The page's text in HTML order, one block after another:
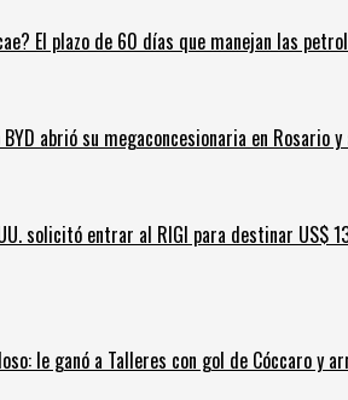
El plazo de 60 días que manejan las
abrió su megaconcesionaria en Rosario
solicitó entrar al RIGI para destinar US$
le ganó a Talleres con gol de Cóccaro y